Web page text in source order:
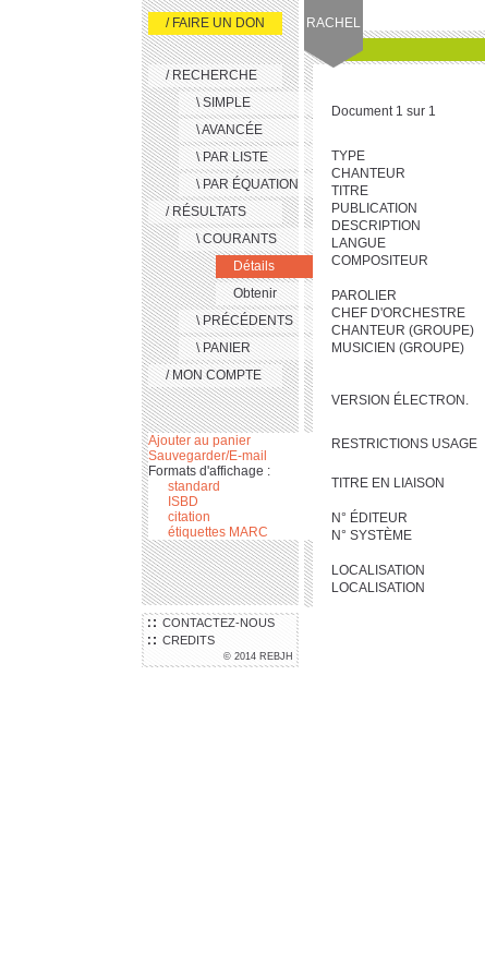
RACHEL
CONTACTEZ-NOUS
CREDITS
© 2014 REBJH
/ FAIRE UN DON
/ RECHERCHE
\ SIMPLE
\ AVANCÉE
\ PAR LISTE
\ PAR ÉQUATION
/ RÉSULTATS
\ COURANTS
Détails
Obtenir
\ PRÉCÉDENTS
\ PANIER
/ MON COMPTE
Ajouter au panier
Sauvegarder/E-mail
Formats d'affichage :
standard
ISBD
citation
étiquettes MARC
Document 1 sur 1
TYPE
CHANTEUR
TITRE
PUBLICATION
DESCRIPTION
LANGUE
COMPOSITEUR
PAROLIER
CHEF D'ORCHESTRE
CHANTEUR (GROUPE)
MUSICIEN (GROUPE)
VERSION ÉLECTRON.
RESTRICTIONS USAGE
TITRE EN LIAISON
N° ÉDITEUR
N° SYSTÈME
LOCALISATION
LOCALISATION